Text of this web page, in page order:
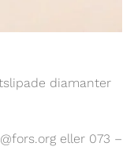
diamanter
eller 073 –